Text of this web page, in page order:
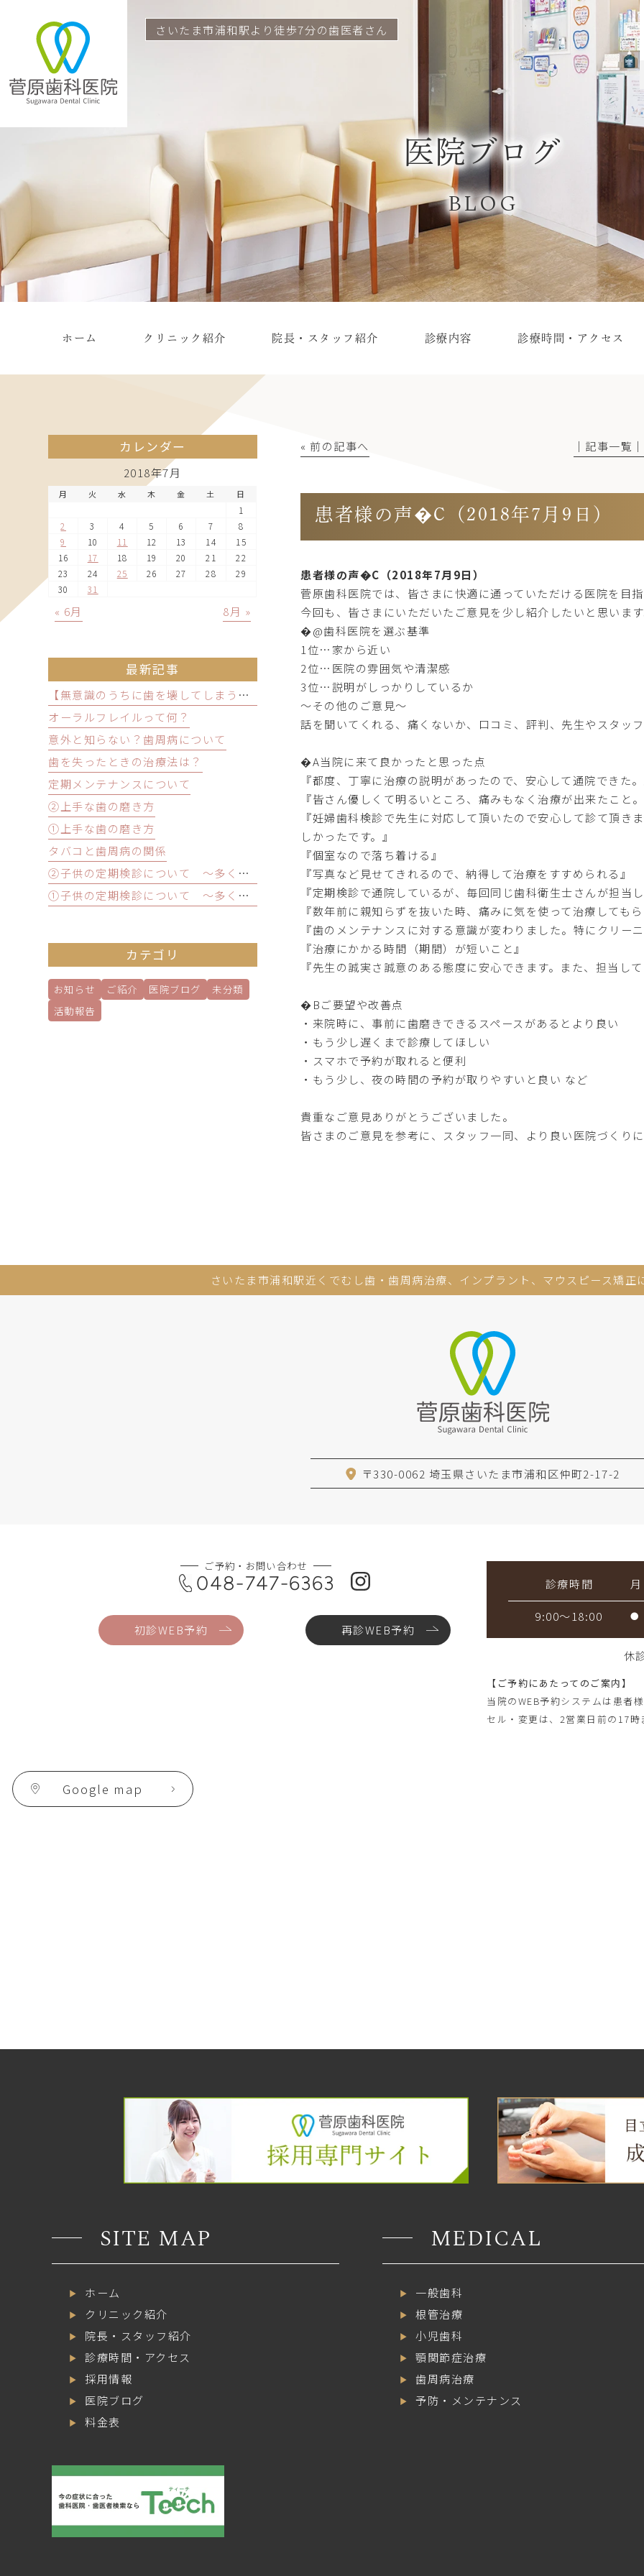
さいたま市浦和駅より徒歩7分の歯医者さん
医院ブログ
BLOG
ホーム クリニック紹介 院長・スタッフ紹介 診療内容 診療時間・アクセス
« 前の記事へ │記事一覧│
患者様の声�C（2018年7月9日）
患者様の声�C（2018年7月9日）
菅原歯科医院では、皆さまに快適に通っていただける医院を目
今回も、皆さまにいただいたご意見を少し紹介したいと思います
�@歯科医院を選ぶ基準
1位…家から近い
2位…医院の雰囲気や清潔感
3位…説明がしっかりしているか
〜その他のご意見〜
話を聞いてくれる、痛くないか、口コミ、評判、先生やスタッ
�A当院に来て良かったと思った点
『都度、丁寧に治療の説明があったので、安心して通院できた。
『皆さん優しくて明るいところ、痛みもなく治療が出来たこと。
『妊婦歯科検診で先生に対応して頂いたので安心して診
しかったです。』
『個室なので落ち着ける』
『写真など見せてきれるので、納得して治療をすすめられる』
『定期検診で通院しているが、毎回同じ歯科衛生士さんが担当
『数年前に親知らずを抜いた時、痛みに気を使って治療しても
『歯のメンテナンスに対する意識が変わりました。特にクリー
『治療にかかる時間（期間）が短いこと』
『先生の誠実さ誠意のある態度に安心できます。また、担当し
�Bご要望や改善点
・来院時に、事前に歯磨きできるスペースがあるとより良い
・もう少し遅くまで診療してほしい
・スマホで予約が取れると便利
・もう少し、夜の時間の予約が取りやすいと良い など
貴重なご意見ありがとうございました。
皆さまのご意見を参考に、スタッフ一同、より良い医院づくりに
カレンダー
2018年7月
月 火 水 木 金 土 日
1
2
3 4 5 6 7
8
9
10 11 12 13 14
15
16
17 18 19 20 21
22
23
24 25 26 27 28
29
30
31
« 6月 8月 »
最新記事
【無意識のうちに歯を壊してしまう？】歯ぎしり・食いしばりの原因と放置するリスクと予防方法
オーラルフレイルって何？
意外と知らない？歯周病について
歯を失ったときの治療法は？
定期メンテナンスについて
②上手な歯の磨き方
①上手な歯の磨き方
タバコと歯周病の関係
②子供の定期検診について ～多くのメリットとは？～
①子供の定期検診について ～多くのメリットとは？～
カテゴリ
お知らせ ご紹介 医院ブログ
未分類
活動報告
さいたま市浦和駅近くでむし歯・歯周病治療、 インプラント、マウスピース矯正
〒330-0062 埼玉県さいたま市浦和区仲町2-17-2
ご予約・お問い合わせ
048-747-6363
初診WEB予約 再診WEB予約
診療時間 月
9:00～18:00 ●
休
【ご予約にあたってのご案内】
当院のWEB予約システムは患者
セル・変更は、2営業日前の17時
Google map
SITE MAP
ホーム
クリニック紹介
院長・スタッフ紹介
診療時間・アクセス
採用情報
医院ブログ
料金表
MEDICAL
一般歯科
根管治療
小児歯科
顎関節症治療
歯周病治療
予防・メンテナンス